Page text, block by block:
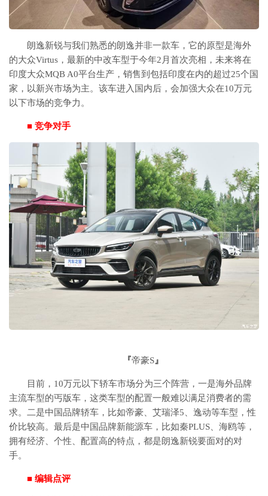
朗逸新锐与我们熟悉的朗逸并非一款车，它的原型是海外
的大众Virtus，最新的中改车型于今年2月首次亮相，未来将在
印度大众MQB A0平台生产，销售到包括印度在内的超过25个国
家，以新兴市场为主。该车进入国内后，会加强大众在10万元
以下市场的竞争力。
■ 竞争对手
『帝豪S 』
目前，10万元以下轿车市场分为三个阵营，一是海外品牌
主流车型的丐版车，这类车型的配置一般难以满足消费者的需
求。二是中国品牌轿车，比如帝豪、艾瑞泽5、逸动等车型，性
价比较高。最后是中国品牌新能源车，比如秦PLUS、海鸥等，
拥有经济、个性、配置高的特点，都是朗逸新锐要面对的对
手。
■ 编辑点评